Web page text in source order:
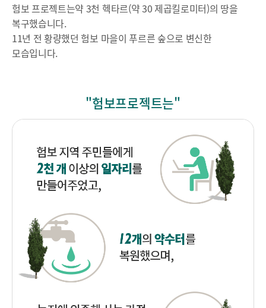
험보 프로젝트는약 3천 헥타르(약 30 제곱킬로미터)의 땅을
복구했습니다.
11년 전 황량했던 험보 마을이 푸르른 숲으로 변신한
모습입니다.
"험보프로젝트는"